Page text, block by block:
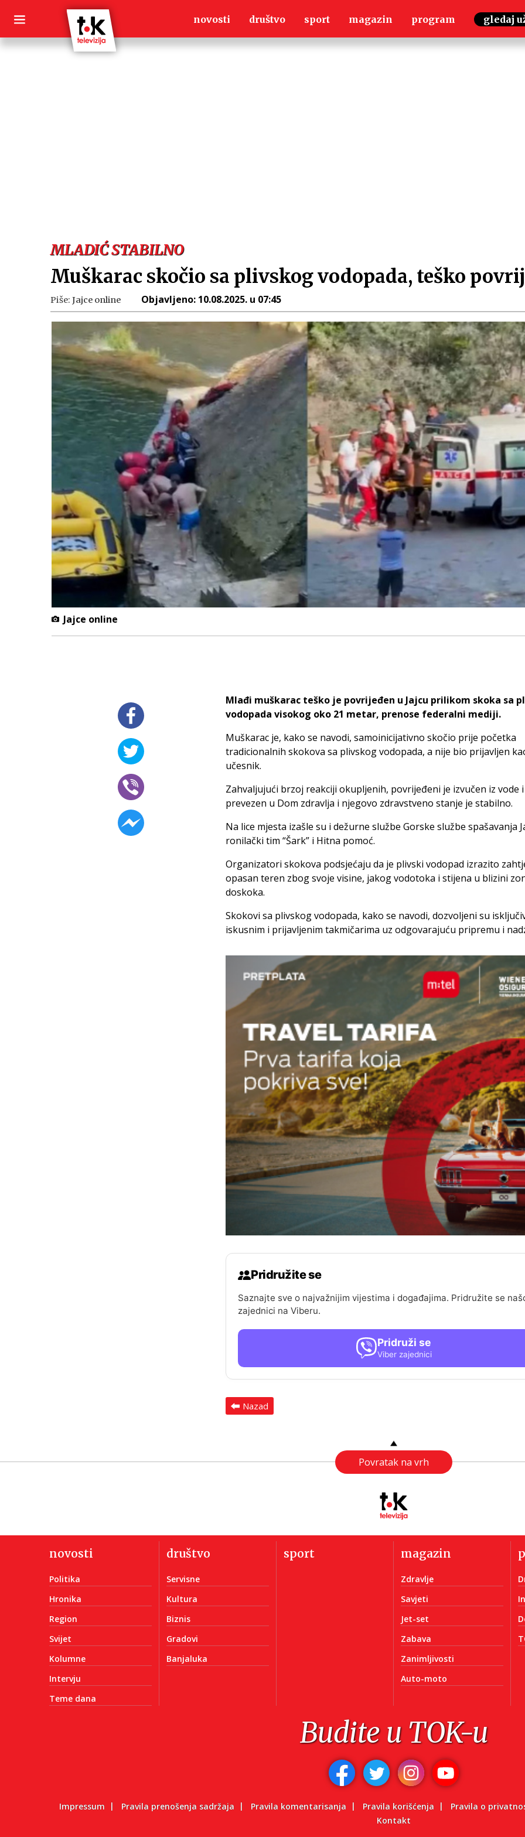
content
novosti društvo sport magazin program gledaj
MLADIĆ STABILNO
Muškarac skočio sa plivskog vodopada, teško
Piše: Jajce online Objavljeno: 10.08.2025. u 07:45
Jajce online
Mlađi muškarac teško je povrijeđen u Jajcu prilikom skoka sa
vodopada visokog oko 21 metar, prenose federalni mediji.
Muškarac je, kako se navodi, samoinicijativno skočio prije početka
tradicionalnih skokova sa plivskog vodopada, a nije bio prijavljen
učesnik.
Zahvaljujući brzoj reakciji okupljenih, povrijeđeni je izvučen iz vode i
prevezen u Dom zdravlja i njegovo zdravstveno stanje je stabilno.
Na lice mjesta izašle su i dežurne službe Gorske službe spašavanja
ronilački tim “Šark” i Hitna pomoć.
Organizatori skokova podsjećaju da je plivski vodopad izrazito
opasan teren zbog svoje visine, jakog vodotoka i stijena u blizini
doskoka.
Skokovi sa plivskog vodopada, kako se navodi, dozvoljeni su
iskusnim i prijavljenim takmičarima uz odgovarajuću pripremu i
Pridružite se
Saznajte sve o najvažnijim vijestima i događajima. Pridružite se
zajednici na Viberu.
Pridruži se
Viber zajednici
Nazad
Povratak na vrh
novosti
Politika
Hronika
Region
Svijet
Kolumne
Intervju
Teme dana
društvo
Servisne
Kultura
Biznis
Gradovi
Banjaluka
sport magazin
Zdravlje
Savjeti
Jet-set
Zabava
Zanimljivosti
Auto-moto
Budite u TOK-u
Impressum Pravila prenošenja sadržaja Pravila komentarisanja Pravila korišćenja
Pravila o
Kontakt